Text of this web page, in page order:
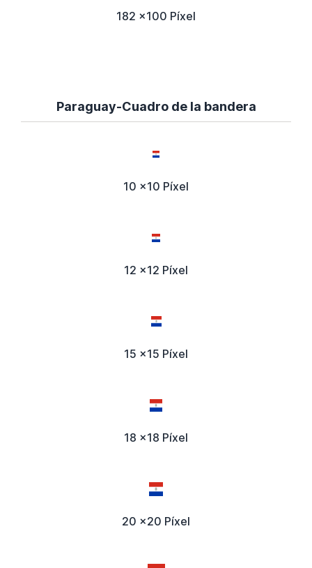
182 x100 Píxel
Paraguay-Cuadro de la bandera
10 x10 Píxel
12 x12 Píxel
15 x15 Píxel
18 x18 Píxel
20 x20 Píxel